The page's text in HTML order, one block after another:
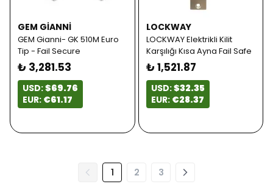
GEM GIANNI
GEM Gianni- GK 510M Euro
Tip - Fail Secure
₺ 3,281.53
USD:$69.76
EUR: €61.17
LOCKWAY
LOCKWAY Elektrikli Kilit
Karşılığı Kısa Ayna Fail Safe
₺ 1,521.87
USD:$32.35
EUR: €28.37
1 2 3